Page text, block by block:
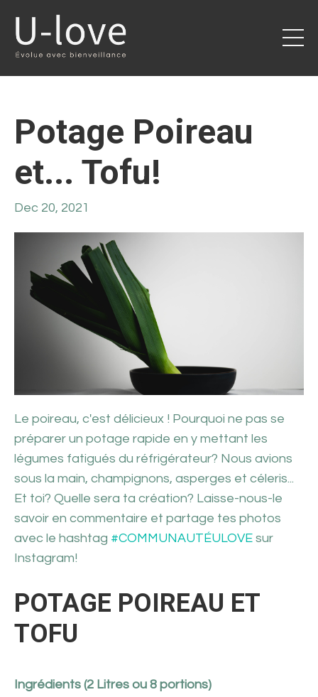
Potage Poireau
et... Tofu!
Dec 20, 2021
Le poireau, c'est délicieux ! Pourquoi ne pas se
préparer un potage rapide en y mettant les
légumes fatigués du réfrigérateur? Nous avions
sous la main, champignons, asperges et céleris...
Et toi? Quelle sera ta création? Laisse-nous-le
savoir en commentaire et partage tes photos
avec le hashtag #COMMUNAUTÉULOVE sur
Instagram!
POTAGE POIREAU ET
TOFU
Ingrédients (2 Litres ou 8 portions)